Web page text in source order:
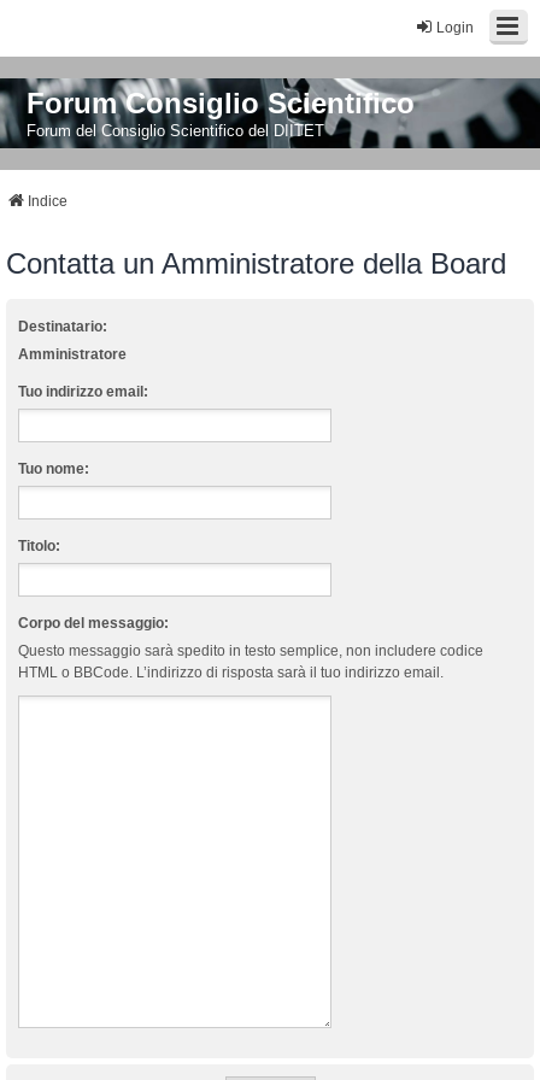
Login
Forum Consiglio Scientifico
Forum del Consiglio Scientifico del DIITET
Indice
Contatta un Amministratore della Board
Destinatario:
Amministratore
Tuo indirizzo email:
Tuo nome:
Titolo:
Corpo del messaggio:
Questo messaggio sarà spedito in testo semplice, non includere codice
HTML o BBCode. L’indirizzo di risposta sarà il tuo indirizzo email.